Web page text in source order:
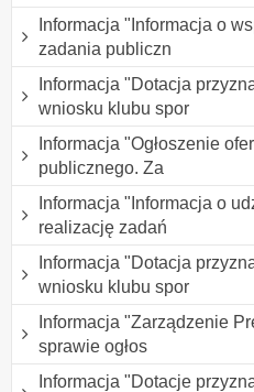
Informacja "Informacja o
zadania publiczn
Informacja "Dotacja
wniosku klubu spor
Informacja "Ogłoszenie
publicznego. Za
Informacja "Informacja o
realizację zadań
Informacja "Dotacja
wniosku klubu spor
Informacja "Zarządzenie
sprawie ogłos
Informacja "Dotacje